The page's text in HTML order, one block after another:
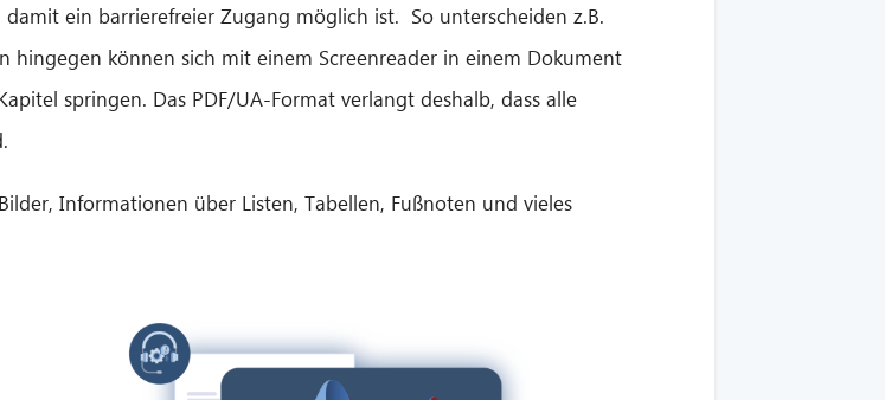
ein barrierefreier Zugang möglich ist. So unterscheiden z.B.
hingegen können sich mit einem Screenreader in einem Dokument
springen. Das PDF/UA-Format verlangt deshalb, dass alle
Informationen über Listen, Tabellen, Fußnoten und vieles